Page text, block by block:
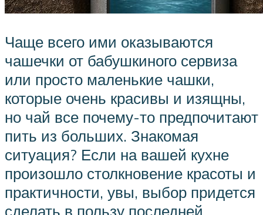
Чаще всего ими оказываются
чашечки от бабушкиного сервиза
или просто маленькие чашки,
которые очень красивы и изящны,
но чай все почему-то предпочитают
пить из больших. Знакомая
ситуация? Если на вашей кухне
произошло столкновение красоты и
практичности, увы, выбор придется
сделать в пользу последней.